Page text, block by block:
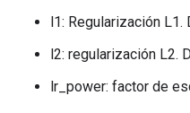
l1: Regularización L1.
l2: regularización L2.
lr_power: factor de